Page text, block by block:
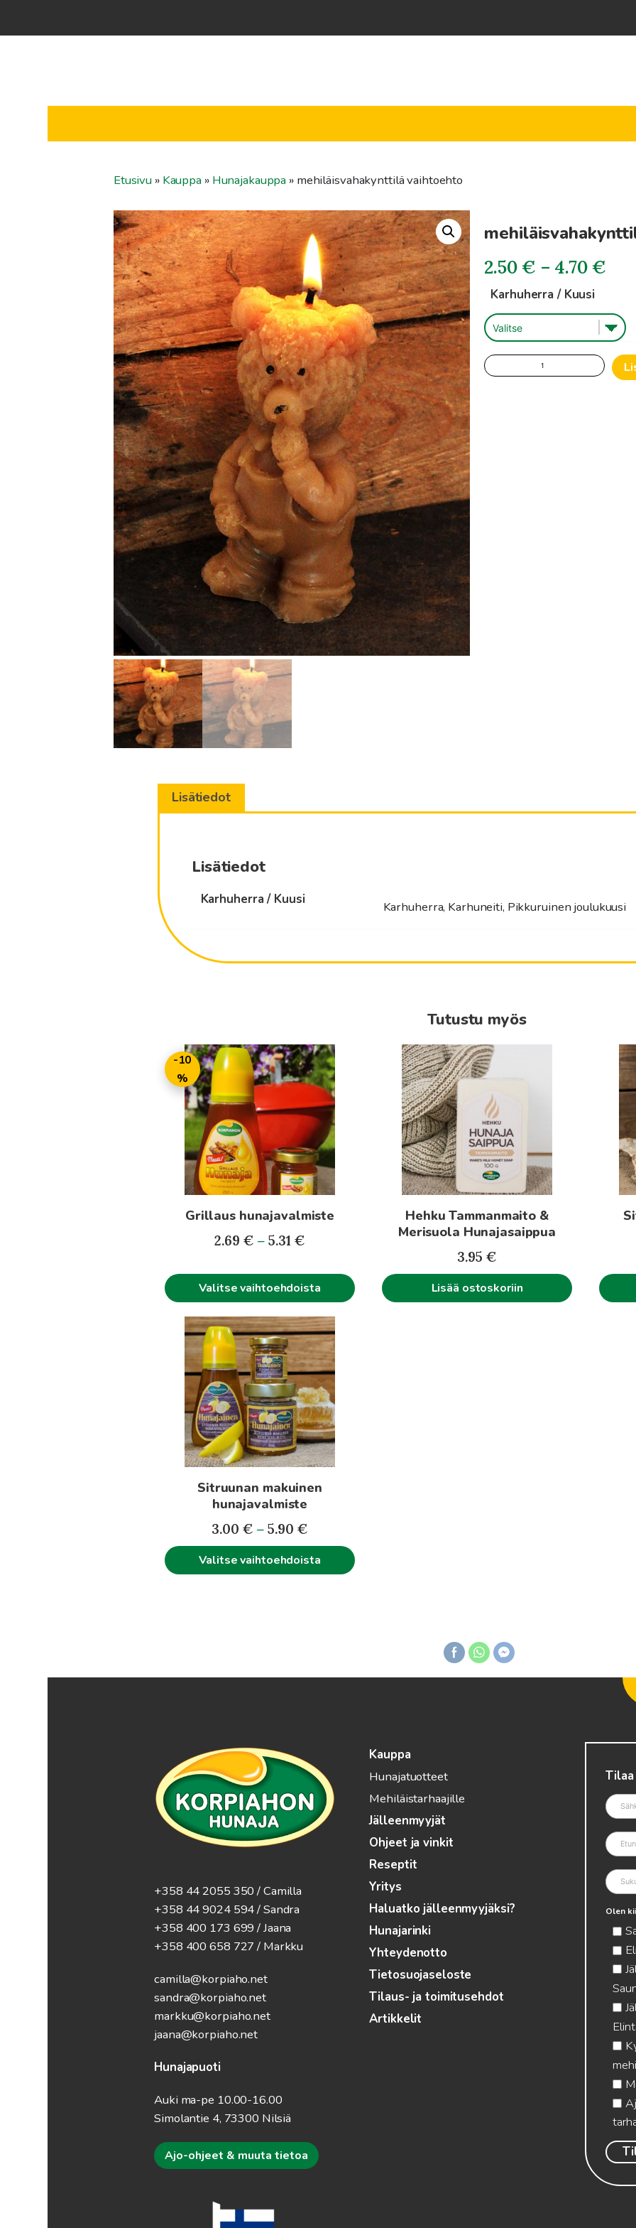
Etusivu » Kauppa » Hunajakauppa » mehiläisvahakynttilä vaihtoehto
2.50€ – 4.70€
-
Karhuherra / Kuusi
mehiläisvahakynttilä
vaihtoehto
Lisätiedot
Lisätiedot
Karhuherra / Kuusi
Karhuherra, Karhuneiti, Pikkuruinen joulukuusi
Tutustu myös
-10
%
Grillaus hunajavalmiste
2.69 € – 5.31 €Hintaluokka:
-
5.31€
Valitse vaihtoehdoista
Tällä
tuotteella
on
useampi
muunnelma.
Voit
tehdä
valinnat
tuotteen
sivulla.
Hehku Tammanmaito &
Merisuola Hunajasaippua
3.95 €
Lisää ostoskoriin
Sitruunan makuinen
hunajavalmiste
3.00 € – 5.90 €Hintaluokka:
3.00€
-
Valitse vaihtoehdoista
Tällä
tuotteella
useampi
muunnelma.
Voit
tehdä
valinnat
tuotteen
sivulla.
+358 44 2055 350 / Camilla
+358 44 9024 594/ Sandra
+358 400 173 699 / Jaana
+358 400 658 727 / Markku
camilla@korpiaho.net
sandra@korpiaho.net
markku@korpiaho.net
jaana@korpiaho.net
Hunajapuoti
Auki ma-pe 10.00-16.00
Simolantie 4, 73300 Nilsiä
Ajo-ohjeet & muuta tietoa
Kauppa
Hunajatuotteet
Mehiläistarhaajille
Jälleenmyyjät
Ohjeet ja vinkit
Reseptit
Yritys
Haluatko jälleenmyyjäksi?
Hunajarinki
Yhteydenotto
Tietosuojaseloste
Tilaus- ja toimitusehdot
Artikkelit
Olen